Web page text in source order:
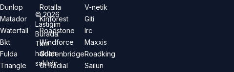
Dunlop
Matador
Waterfall
Bkt
Fulda
Triangle
Rotalla
Kinforest
Roadstone
Windforce
Goldenbridge
Gt Radial
V-netik
Giti
Irc
Maxxis
Roadking
Sailun
©2026
Lastiğim
Burada.
Tüm
hakları
saklıdır.